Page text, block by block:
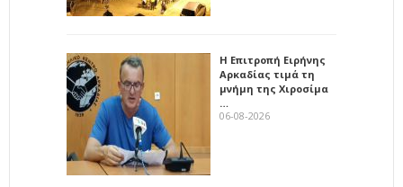
Η Επιτροπή Ειρήνης
Αρκαδίας τιμά τη
μνήμη της Χιροσίμα
…
06-08-2026